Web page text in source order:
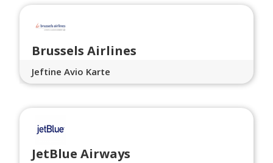
Brussels Airlines
Jeftine Avio Karte
JetBlue Airways